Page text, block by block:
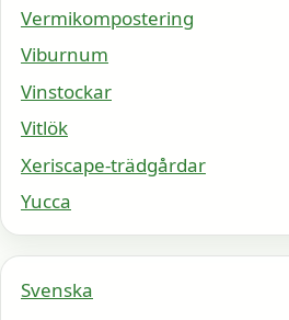
Vermikompostering
Viburnum
Vinstockar
Vitlök
Xeriscape-trädgårdar
Yucca
Svenska